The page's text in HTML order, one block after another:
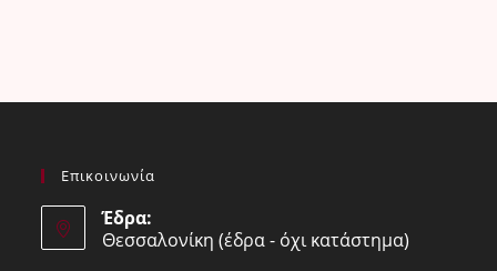
Επικοινωνία
Έδρα:
Θεσσαλονίκη (έδρα - όχι κατάστημα)